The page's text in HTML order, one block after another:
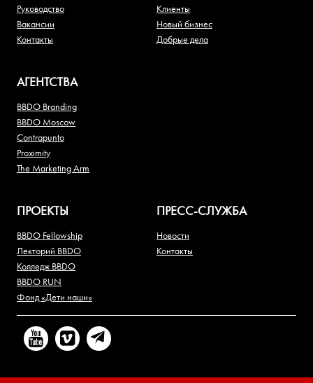
Руководство
Вакансии
Контакты
Клиенты
Новый бизнес
Добрые дела
АГЕНТСТВА
BBDO Branding
BBDO Moscow
Contrapunto
Proximity
The Marketing Arm
ПРОЕКТЫ
BBDO Fellowship
Лекторий BBDO
Колледж BBDO
BBDO RUN
Фонд «Дети наши»
ПРЕСС-СЛУЖБА
Новости
Контакты